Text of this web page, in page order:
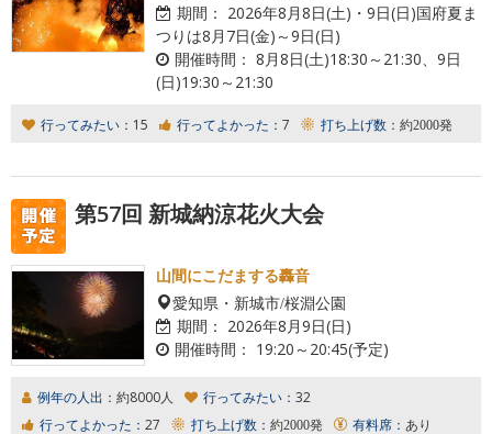
期間： 2026年8月8日(土)・9日(日)国府夏ま
つりは8月7日(金)～9日(日)
開催時間： 8月8日(土)18:30～21:30、9日
(日)19:30～21:30
行ってみたい： 15 行ってよかった： 7 打ち上げ数： 約2000発
第57回 新城納涼花火大会
山間にこだまする轟音
愛知県・新城市/桜淵公園
期間： 2026年8月9日(日)
開催時間： 19:20～20:45(予定)
例年の人出： 約8000人 行ってみたい： 32
行ってよかった： 27 打ち上げ数： 約2000発 有料席： あり